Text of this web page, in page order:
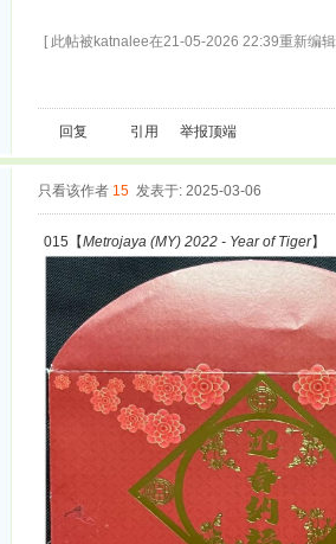
[ 此帖被katnalee在21-05-2026 22:39重新编
回复 引用 举报顶端
只看该作者 15 发表于: 2025-03-06
015【Metrojaya (MY) 2022 - Year of Tiger】